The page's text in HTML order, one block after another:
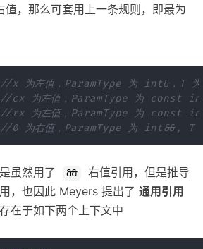
值，那么可套用上一条规则，即最为
//x 为左值，ParamType 为 int&，T
//cx 为左值，ParamType 为 const
//rx 为左值，ParamType 为 const
//0 为右值，ParamType 为 int&&,
虽然用了 &&
右值引用，但是推导
，也因此 Meyers 提出了 通用引用
在于如下两个上下文中